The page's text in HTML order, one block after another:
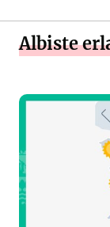
Albiste